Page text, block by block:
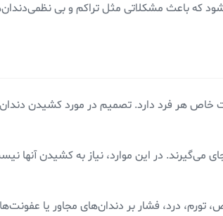
که باعث مشکلاتی مثل تراکم و بی
هر فرد دارد. تصمیم در مورد کشیدن دندان
در این موارد، نیاز به کشیدن آنها
درد، فشار بر دندان‌های مجاور یا